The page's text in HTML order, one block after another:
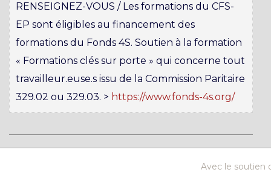
RENSEIGNEZ-VOUS / Les formations du CFS-
EP sont éligibles au financement des
formations du Fonds 4S. Soutien à la formation
« Formations clés sur porte » qui concerne tout
travailleur.euse.s issu de la Commission Paritaire
329.02 ou 329.03. > https://www.fonds-4s.org/
Avec le soutien